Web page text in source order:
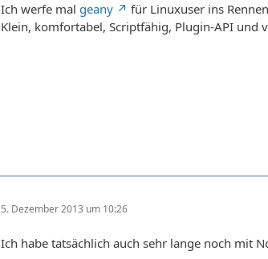
Ich werfe mal geany
für Linuxuser ins
Klein, komfortabel, Scriptfähig, Plugin-API und
5. Dezember 2013 um 10:26
Ich habe tatsächlich auch sehr lange noch mit